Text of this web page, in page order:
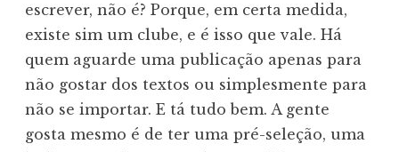
escrever, não é? Porque, em certa medida,
existe sim um clube, e é isso que vale. Há
quem aguarde uma publicação apenas para
não gostar dos textos ou simplesmente para
não se importar. E tá tudo bem. A gente
gosta mesmo é de ter uma pré-seleção, uma